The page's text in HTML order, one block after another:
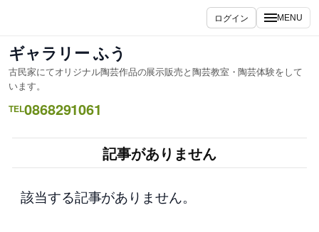
ス
キ
ッ
プ
ログイン MENU
ギャラリー ふう
古民家にてオリジナル陶芸作品の展示販売と陶芸教室・陶芸体験をして
います。
TEL0868291061
記事がありません
該当する記事がありません。